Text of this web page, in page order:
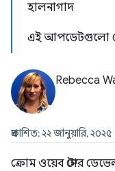
হালনাগাদ
এই আপডেটগুলো
Rebecca
প্রকাশিত: ২২ জানুয়ারি, ২০২৫
ক্রোম ওয়েব স্টোর